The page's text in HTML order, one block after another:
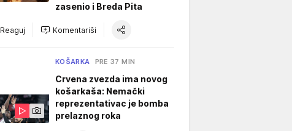
zasenio i Breda Pita
Reaguj Komentariši
KOŠARKA PRE 37 MIN
Crvena zvezda ima novog
košarkaša: Nemački
reprezentativac je bomba
prelaznog roka